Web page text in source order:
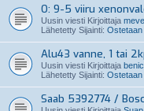
O: 9-5 viiru
Uusin viesti Kirjoittaja
Lähetetty Sijainti:
Alu43 vanne, 1 tai
Uusin viesti Kirjoittaja
Lähetetty Sijainti:
Saab 5392774 /